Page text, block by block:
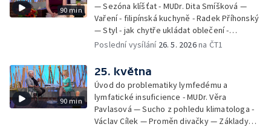
90 min
— Sezóna klíšťat - MUDr. Dita Smíšková —
Vaření - filipínská kuchyně - Radek Příhonský
— Styl - jak chytře ukládat oblečení -
Veronika Slaninová — Běháme s dětmi - jak
Schneiderová — Colours of Ostrava - Filip
Košťálek a Jan Vojtko — Tajemství křišťálové
planety - Jan Maxián, Petr Horák a Adélka
Hesová — Český svaz ochránců přírody - Eva
Šrailová
Poslední vysílání 26. 5. 2026na ČT1
90 min
25. května
Úvod do problematiky lymfedému a
lymfatické insuficience - MUDr. Věra
Pavlasová — Sucho z pohledu klimatologa -
Václav Cílek — Proměn divačky — Základy